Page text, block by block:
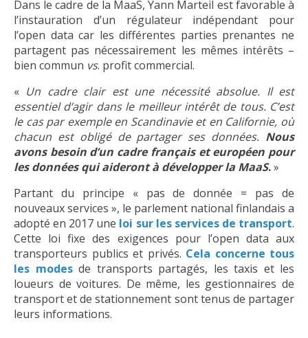
Dans le cadre de la MaaS, Yann Marteil est favorable à
l’instauration d’un régulateur indépendant pour
l’open data car les différentes parties prenantes ne
partagent pas nécessairement les mêmes intérêts –
bien commun vs. profit commercial.
« Un cadre clair est une nécessité absolue. Il est
essentiel d’agir dans le meilleur intérêt de tous. C’est
le cas par exemple en Scandinavie et en Californie, où
chacun est obligé de partager ses données. Nous
avons besoin d’un cadre français et européen pour
les données qui aideront à développer la MaaS.»
Partant du principe « pas de donnée = pas de
nouveaux services », le parlement national finlandais a
adopté en 2017 une loi sur les services de transport.
Cette loi fixe des exigences pour l’open data aux
transporteurs publics et privés. Cela concerne tous
les modesde transports partagés, les taxis et les
loueurs de voitures. De même, les gestionnaires de
transport et de stationnement sont tenus de partager
leurs informations.